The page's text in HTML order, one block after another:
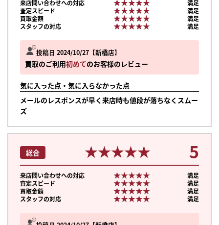
投稿日 2024/10/27 新橋店
買取のご利用初めてのお客様のレビュー
気に入った点・気に入らなかった点
メールのレスポンスが早く来店時も値段が落ちなくスムー
ズ
来店問い合わせへの対応 ★★★★★
★★★★★
満足
査定スピード
★★★★★
★★★★★
満足
買取金額
★★★★★
★★★★★
満足
スタッフの対応
★★★★★
★★★★★ 満足
総合 ★★★★★
★★★★★ 5
来店問い合わせへの対応 ★★★★★
★★★★★
満足
査定スピード
★★★★★
★★★★★
満足
買取金額
★★★★★
★★★★★
満足
スタッフの対応
★★★★★
★★★★★ 満足
まずは